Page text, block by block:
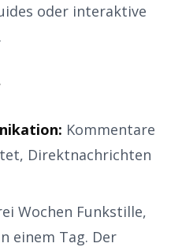
oder interaktive
Kommentare
Direktnachrichten
Wochen Funkstille,
einem Tag. Der